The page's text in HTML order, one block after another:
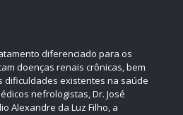
diferenciado para os
doenças renais crônicas, bem
dificuldades existentes na saúde
nefrologistas, Dr. José
Alexandre da Luz Filho, a